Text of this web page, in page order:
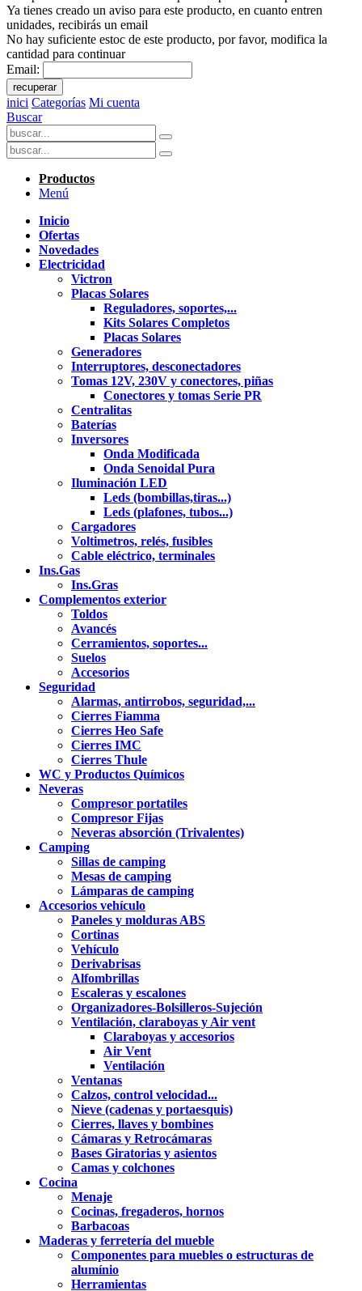
Ya tienes creado un aviso para este producto, en cuanto entren
unidades, recibirás un email
No hay suficiente estoc de este producto, por favor, modifica la
cantidad para continuar
Email:
recuperar
inici Categorías Mi cuenta
Buscar
Productos
Menú
Inicio
Ofertas
Novedades
Electricidad
Victron
Placas Solares
Reguladores, soportes,...
Kits Solares Completos
Placas Solares
Generadores
Interruptores, desconectadores
Tomas 12V, 230V y conectores, piñas
Conectores y tomas Serie PR
Centralitas
Baterías
Inversores
Onda Modificada
Onda Senoidal Pura
Iluminación LED
Leds (bombillas,tiras...)
Leds (plafones, tubos...)
Cargadores
Voltimetros, relés, fusibles
Cable eléctrico, terminales
Ins.Gas
Ins.Gras
Complementos exterior
Toldos
Avancés
Cerramientos, soportes...
Suelos
Accesorios
Seguridad
Alarmas, antirrobos, seguridad,...
Cierres Fiamma
Cierres Heo Safe
Cierres IMC
Cierres Thule
WC y Productos Químicos
Neveras
Compresor portatiles
Compresor Fijas
Neveras absorción (Trivalentes)
Camping
Sillas de camping
Mesas de camping
Lámparas de camping
Accesorios vehículo
Paneles y molduras ABS
Cortinas
Vehículo
Derivabrisas
Alfombrillas
Escaleras y escalones
Organizadores-Bolsilleros-Sujeción
Ventilación, claraboyas y Air vent
Claraboyas y accesorios
Air Vent
Ventilación
Ventanas
Calzos, control velocidad...
Nieve (cadenas y portaesquis)
Cierres, llaves y bombines
Cámaras y Retrocámaras
Bases Giratorias y asientos
Camas y colchones
Cocina
Menaje
Cocinas, fregaderos, hornos
Barbacoas
Maderas y ferretería del mueble
Componentes para muebles o estructuras de
alumínio
Herramientas